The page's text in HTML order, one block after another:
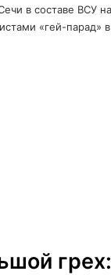
в составе ВСУ
«гей-парад»